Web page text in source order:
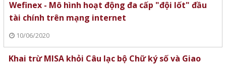
Wefinex - Mô hình hoạt động đa cấp "đội lốt" đầu
tài chính trên mạng internet
10/06/2020
Khai trừ MISA khỏi Câu lạc bộ Chữ ký số và Giao